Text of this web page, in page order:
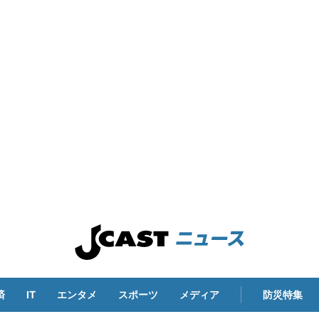
IT エンタメ スポーツ メディア 防災特集